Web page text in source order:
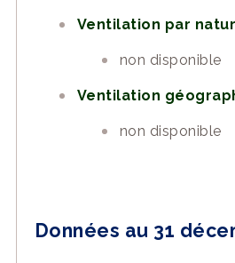
Ventilation par
non disponible
Ventilation
non disponible
Données au 31